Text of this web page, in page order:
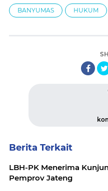
BANYUMAS HUKUM
Berita Terkait
LBH-PK Menerima
Pemprov Jateng